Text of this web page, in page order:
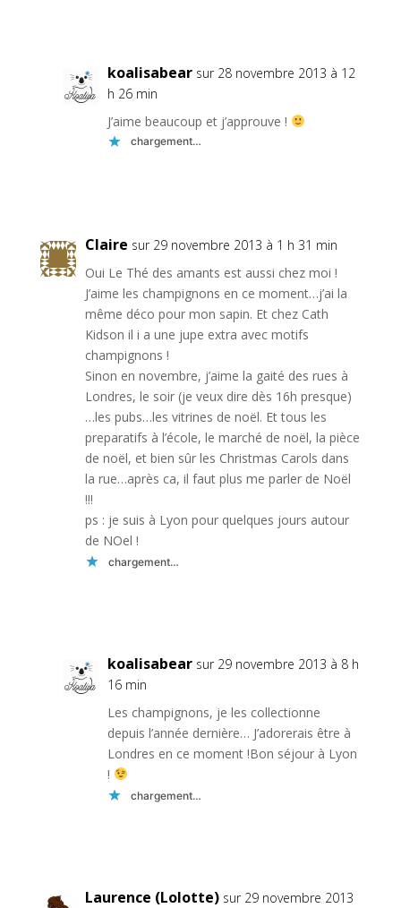
koalisabear sur 28 novembre 2013 à 12
h 26 min
J’aime beaucoup et j’approuve !
chargement…
Claire sur 29 novembre 2013 à 1 h 31 min
Oui Le Thé des amants est aussi chez moi !
J’aime les champignons en ce moment…j’ai la
même déco pour mon sapin. Et chez Cath
Kidson il i a une jupe extra avec motifs
champignons !
Sinon en novembre, j’aime la gaité des rues à
Londres, le soir (je veux dire dès 16h presque)
…les pubs…les vitrines de noël. Et tous les
preparatifs à l’école, le marché de noël, la pièce
de noël, et bien sûr les Christmas Carols dans
la rue…après ca, il faut plus me parler de Noël
!!!
ps : je suis à Lyon pour quelques jours autour
de NOel !
chargement…
koalisabear sur 29 novembre 2013 à 8 h
16 min
Les champignons, je les collectionne
depuis l’année dernière… J’adorerais être à
Londres en ce moment !Bon séjour à Lyon
!
chargement…
Laurence (Lolotte) sur 29 novembre 2013